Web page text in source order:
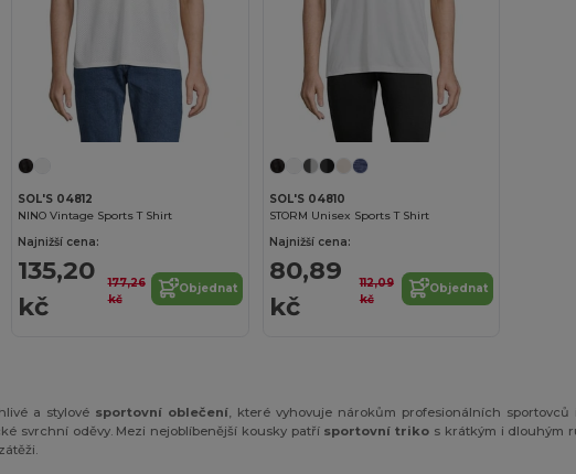
SOL'S 04812
NINO Vintage Sports T Shirt
Najnižší cena:
135,20
kč
177,26
kč
Objednat
SOL'S 04810
STORM Unisex Sports T Shirt
Najnižší cena:
80,89
kč
112,09
kč
Objednat
a stylové sportovní oblečení, které vyhovuje nárokům profesionálních
svrchní oděvy. Mezi nejoblíbenější kousky patří sportovní triko s krátkým i dlouhým